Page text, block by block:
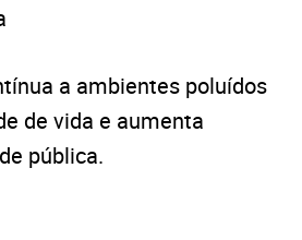
a ambientes poluídos
de vida e aumenta
pública.